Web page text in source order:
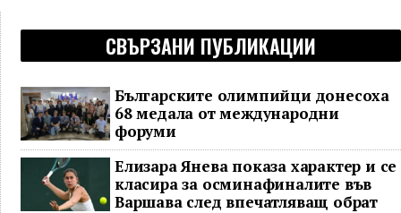
СВЪРЗАНИ ПУБЛИКАЦИИ
Българските олимпийци донесоха
68 медала от международни
форуми
Елизара Янева показа характер и се
класира за осминафиналите във
Варшава след впечатляващ обрат